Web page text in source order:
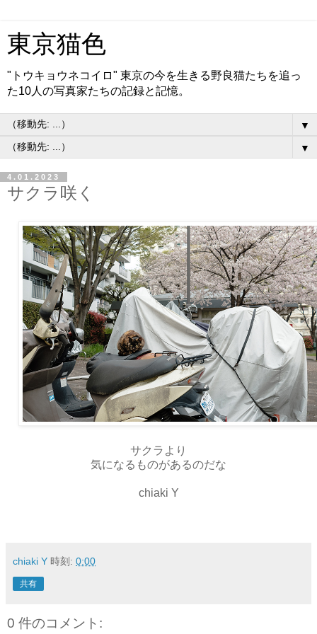
東京猫色
"トウキョウネコイロ" 東京の今を生きる野良猫たちを追っ
た10人の写真家たちの記録と記憶。
▼
▼
4.01.2023
サクラ咲く
サクラより
気になるものがあるのだな
chiaki Y
chiaki Y 時刻: 0:00
共有
0 件のコメント: